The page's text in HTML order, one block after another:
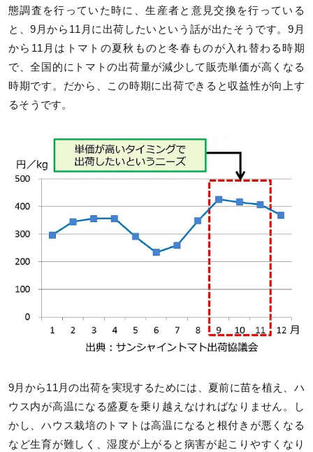
態調査を行っていた時に、生産者と意見交換を行っている
と、9月から11月に出荷したいという話が出たそうです。9月
から11月はトマトの夏秋ものと冬春ものが入れ替わる時期
で、全国的にトマトの出荷量が減少して販売単価が高くなる
時期です。だから、この時期に出荷できると収益性が向上す
るそうです。
9月から11月の出荷を実現するためには、夏前に苗を植え、ハ
ウス内が高温になる盛夏を乗り越えなければなりません。し
かし、ハウス栽培のトマトは高温になると根付きが悪くなる
など生育が難しく、湿度が上がると病害が起こりやすくなり